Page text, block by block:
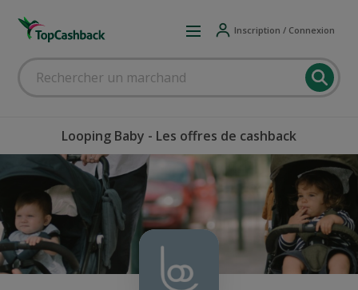
Inscription / Connexion
Looping Baby - Les offres de cashback